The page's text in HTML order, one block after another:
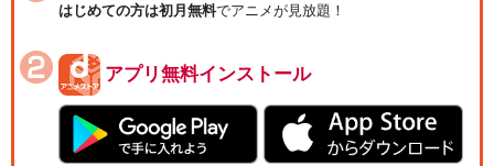
はじめての方は初月無料でアニメが見放題！
アプリ無料インストール